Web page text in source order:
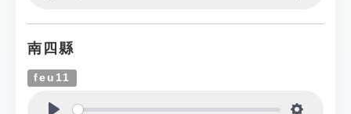
南四縣
feu11